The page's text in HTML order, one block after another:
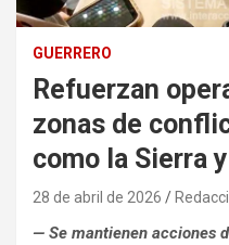
GUERRERO
Refuerzan
zonas de
como la Sierra
28 de abril de 2026
— Se mantienen acciones